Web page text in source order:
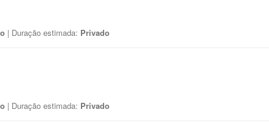
| Duração estimada: Privado
| Duração estimada: Privado